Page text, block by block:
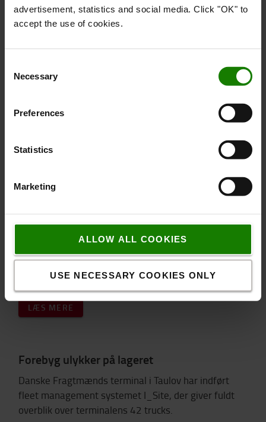
advertisement, statistics and social media. Click "OK" to
accept the use of cookies.
Selection
Necessary
Preferences
Statistics
Marketing
ALLOW ALL COOKIES
USE NECESSARY COOKIES ONLY
får besked om, hvordan du kan optimere.
Vi er blevet vurderet blandt de 1% bedste i verden
inden for ”Miljø”, ”Medarbejdere og
Indkøb”.
LÆS MERE
Forebyg ulykker på lageret
Danske Fragtmænds terminal i Taulov har indført
fleet management systemet I_Site, der giver fuldt
overblik over terminalens 42 trucks.